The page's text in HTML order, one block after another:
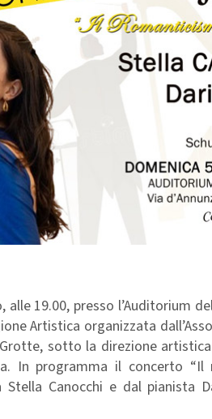
alle 19.00, presso l’Auditorium
Artistica organizzata
sotto la direzione
In programma il concerto
Canocchi e dal pianista